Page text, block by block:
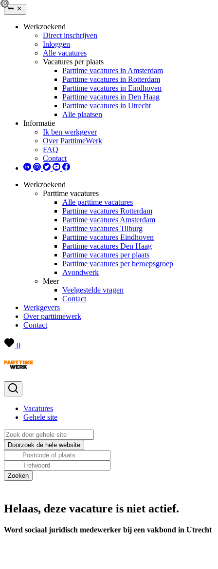
Werkzoekend
Direct inschrijven
Inloggen
Alle vacatures
Vacatures per plaats
Parttime vacatures in Amsterdam
Parttime vacatures in Rotterdam
Parttime vacatures in Eindhoven
Parttime vacatures in Den Haag
Parttime vacatures in Utrecht
Alle plaatsen
Informatie
Ik ben werkgever
Over ParttimeWerk
FAQ
Contact
Werkzoekend
Parttime vacatures
Alle parttime vacatures
Parttime vacatures Rotterdam
Parttime vacatures Amsterdam
Parttime vacatures Tilburg
Parttime vacatures Eindhoven
Parttime vacatures Den Haag
Parttime vacatures per plaats
Parttime vacatures per beroepsgroep
Avondwerk
Meer
Veelgestelde vragen
Contact
Werkgevers
Over parttimewerk
Contact
0
Vacatures
Gehele site
Helaas, deze vacature is niet actief.
Word sociaal juridisch medewerker bij een vakbond in Utrecht